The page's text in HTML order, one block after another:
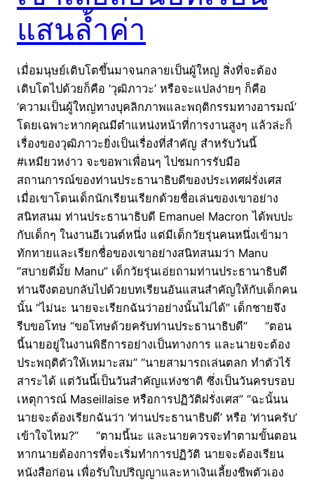
แสนล้ำค่า
เมื่อมนุษย์เติบโตขึ้นมาจนกลายเป็นผู้ใหญ่ สิ่งที่จะต้อง
เติบโตไปด้วยก็คือ ‘วุฒิภาวะ’ หรือจะแปลง่ายๆ ก็คือ
‘ความเป็นผู้ใหญ่ทางบุคลิกภาพและพฤติกรรมทางอารมณ์’
โดยเฉพาะหากคุณมีตำแหน่งหน้าที่การงานสูงๆ แล้วล่ะก็
เรื่องของวุฒิภาวะยิ่งเป็นเรื่องที่สำคัญ สำหรับวันนี้
#เหมียวหง่าว จะขอพาเพื่อนๆ ไปชมการรับมือ
สถานการณ์ของท่านประธานาธิบดีของประเทศฝรั่งเศส
เมื่อเขาโดนเด็กนักเรียนเรียกด้วยชื่อเล่นของเขาอย่าง
สนิทสนม ท่านประธานาธิบดี Emanuel Macron ได้พบปะ
กับเด็กๆ ในงานอีเวนต์หนึ่ง แต่มีเด็กวัยรุ่นคนหนึ่งเข้ามา
ทักทายและเรียกชื่อของเขาอย่างสนิทสนมว่า Manu
“สบายดีมั้ย Manu” เด็กวัยรุ่นเอ่ยถามท่านประธานาธิบดี
ท่านจึงตอบกลับไปด้วยบทเรียนอันแสนสำคัญให้กับเด็กคน
นั้น “ไม่นะ นายจะเรียกฉันว่าอย่างนั้นไม่ได้” เด็กชายจึง
รีบขอโทษ “ขอโทษด้วยครับท่านประธานาธิบดี” “ตอน
นี้นายอยู่ในงานพิธีการอย่างเป็นทางการ และนายจะต้อง
ประพฤติตัวให้เหมาะสม” “นายสามารถเล่นตลก ทำตัวไร้
สาระได้ แต่วันนี้เป็นวันสำคัญแห่งชาติ ซึ่งเป็นวันครบรอบ
เหตุการณ์ Maseillaise หรือการปฏิวัติฝรั่งเศส” “ฉะนั้นน
นายจะต้องเรียกฉันว่า ‘ท่านประธานาธิบดี’ หรือ ‘ท่านครับ’
เข้าใจไหม?” “ตามนี้นะ และนายควรจะทำตามขั้นตอน
หากนายต้องการที่จะเริ่มทำการปฏิวัติ นายจะต้องเรียน
หนังสือก่อน เพื่อรับใบปริญญาและหาเงินเลี้ยงชีพตัวเอง